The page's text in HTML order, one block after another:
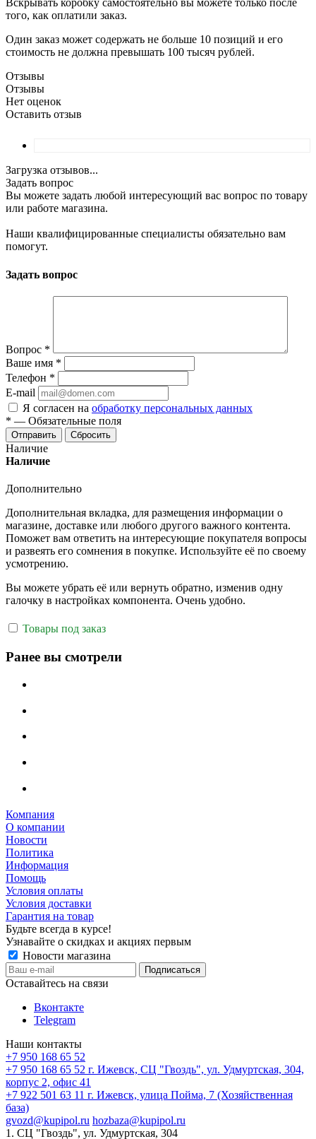
Вскрывать коробку самостоятельно вы можете только после
того, как оплатили заказ.
Один заказ может содержать не больше 10 позиций и его
стоимость не должна превышать 100 тысяч рублей.
Отзывы
Отзывы
Нет оценок
Оставить отзыв
Загрузка отзывов...
Задать вопрос
Вы можете задать любой интересующий вас вопрос по товару
или работе магазина.
Наши квалифицированные специалисты обязательно вам
помогут.
Задать вопрос
Вопрос *
Ваше имя *
Телефон *
E-mail
Я согласен на обработку персональных данных
* — Обязательные поля
Отправить Сбросить
Наличие
Наличие
Дополнительно
Дополнительная вкладка, для размещения информации о
магазине, доставке или любого другого важного контента.
Поможет вам ответить на интересующие покупателя вопросы
и развеять его сомнения в покупке. Используйте её по своему
усмотрению.
Вы можете убрать её или вернуть обратно, изменив одну
галочку в настройках компонента. Очень удобно.
Товары под заказ
Ранее вы смотрели
Компания
О компании
Новости
Политика
Информация
Помощь
Условия оплаты
Условия доставки
Гарантия на товар
Будьте всегда в курсе!
Узнавайте о скидках и акциях первым
Новости магазина
Оставайтесь на связи
Вконтакте
Telegram
Наши контакты
+7 950 168 65 52
+7 950 168 65 52 г. Ижевск, СЦ "Гвоздь", ул. Удмуртская, 304,
корпус 2, офис 41
+7 922 501 63 11 г. Ижевск, улица Пойма, 7 (Хозяйственная
база)
gvozd@kupipol.ru hozbaza@kupipol.ru
1. СЦ "Гвоздь", ул. Удмуртская, 304